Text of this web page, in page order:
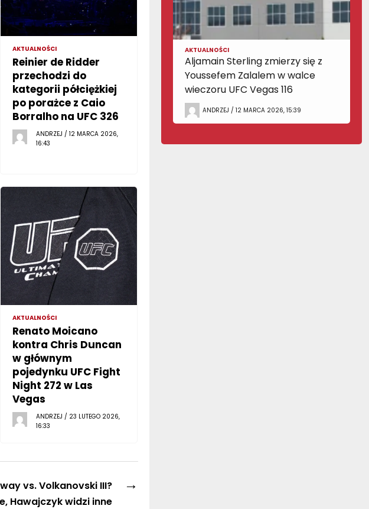
AKTUALNOŚCI
Reinier de Ridder
przechodzi do
kategorii półciężkiej
po porażce z Caio
Borralho na UFC 326
ANDRZEJ / 12 MARCA 2026,
16:43
AKTUALNOŚCI
Renato Moicano
kontra Chris Duncan
w głównym
pojedynku UFC Fight
Night 272 w Las
Vegas
ANDRZEJ / 23 LUTEGO 2026,
16:33
→
vs. Volkanovski III?
Hawajczyk widzi inne
AKTUALNOŚCI
Aljamain Sterling zmierzy się z
Youssefem Zalalem w walce
wieczoru UFC Vegas 116
ANDRZEJ / 12 MARCA 2026, 15:39